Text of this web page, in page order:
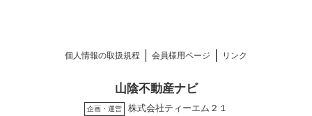
個人情報の取扱規程 会員様用ページ リンク
山陰不動産ナビ
企画・運営 株式会社ティーエム２１